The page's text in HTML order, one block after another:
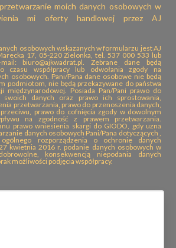
moich danych osobowych w
mi oferty handlowej przez AJ
osobowych wskazanych w formularzu jest AJ
17, 05-220 Zielonka, tel. 537 000 533 lub
biuro@ajkwadrat.pl. Zebrane dane będą
czasu współpracy lub odwołania zgody na
osobowych. Pani/Pana dane osobowe nie będą
podmiotom, nie będą przekazywane do państwa
międzynarodowej. Posiada Pan/Pani prawo do
danych oraz prawo ich sprostowania,
przetwarzania, prawo do przenoszenia danych,
prawo do cofnięcia zgody w dowolnym
na zgodność z prawem przetwarzania.
prawo wniesienia skargi do GIODO, gdy uzna
danych osobowych Pani/Pana dotyczących ,
rozporządzenia o ochronie danych
kwietnia 2016 r. podanie danych osobowych w
konsekwencją niepodania danych
możliwości podjęcia współpracy.